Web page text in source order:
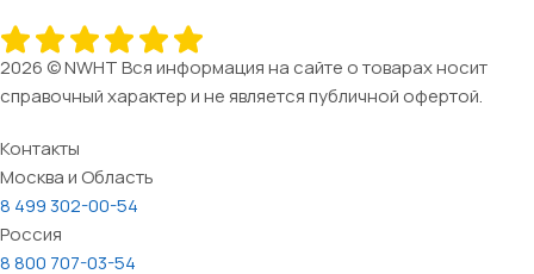
2026 © NWHT Вся информация на сайте о товарах носит
справочный характер и не является публичной офертой.
Контакты
Москва и Область
8 499 302-00-54
Россия
8 800 707-03-54